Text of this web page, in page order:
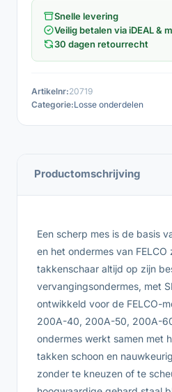
Snelle levering
Veilig betalen via iDEAL &
30 dagen retourrecht
Artikelnr:20719
Categorie:Losse onderdelen
Productomschrijving
Een scherp mes is de basis
en het ondermes van
takkenschaar altijd op zijn
vervangingsondermes, met
ontwikkeld voor de FELCO-
200A-40, 200A-50, 200A-
ondermes werkt samen met
takken schoon en
zonder te kneuzen of te